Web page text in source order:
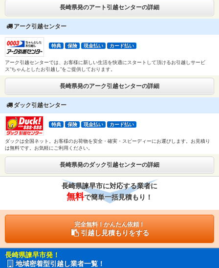
長崎県発のアート引越センターの詳細
アーク引越センター
特典 保険 現金払い カード払い
アーク引越センターでは、お客様に新しい生活を快適にスタートして頂けるお引越しサービ
ス”ちゃんとしたお引越し”をご提供しております。
長崎県発のアーク引越センターの詳細
ダック引越センター
特典 保険 現金払い カード払い
ダックは全国ネット。お客様のお荷物を安全・確実・スピーディーにお運びします。お見積り
は無料です。お気軽にご利用ください。
長崎県発のダック引越センターの詳細
長崎県諫早市に対応する業者に
無料で簡単一括見積もり！
完全無料！かんたん依頼！
引越し見積もりをする
長崎県諫早市発！
地域密着型引越し業者一覧！